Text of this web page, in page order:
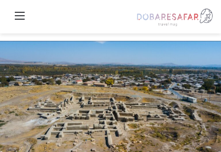
منو